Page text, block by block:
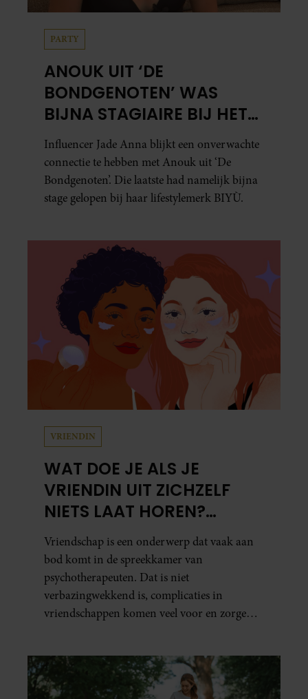
PARTY
ANOUK UIT ‘DE
BONDGENOTEN’ WAS
BIJNA STAGIAIRE BIJ HET
MERK VAN JADE ANNA
Influencer Jade Anna blijkt een onverwachte
connectie te hebben met Anouk uit ‘De
Bondgenoten’. Die laatste had namelijk bijna
stage gelopen bij haar lifestylemerk BIYÙ.
VRIENDIN
WAT DOE JE ALS JE
VRIENDIN UIT ZICHZELF
NIETS LAAT HOREN?
PSYCHOTHERAPEUT
MARTINE GEEFT ADVIES.
Vriendschap is een onderwerp dat vaak aan
bod komt in de spreekkamer van
psychotherapeuten. Dat is niet
verbazingwekkend is, complicaties in
vriendschappen komen veel voor en zorgen